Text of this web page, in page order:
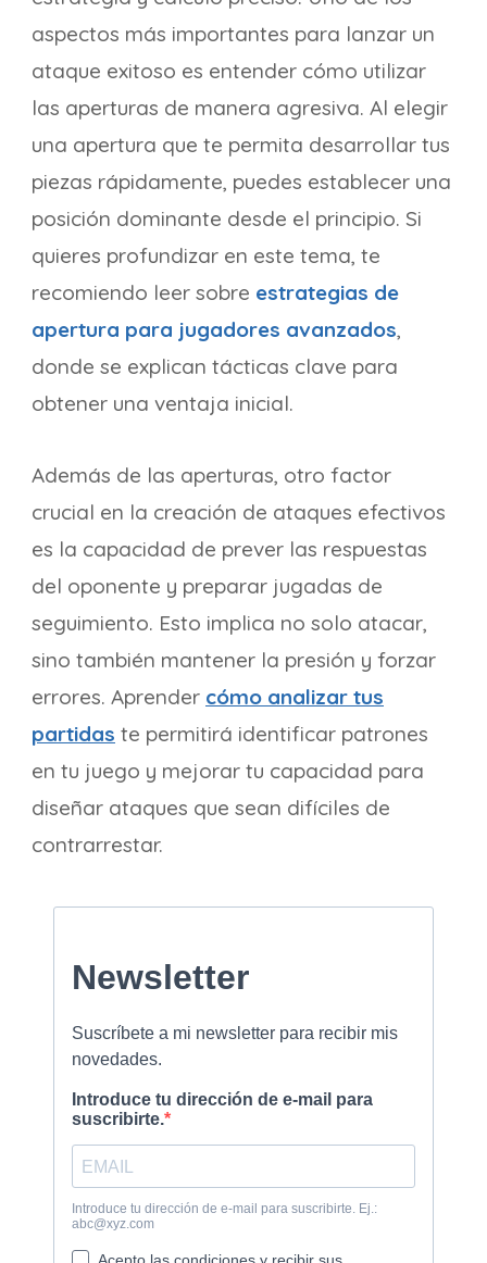
aspectos más importantes para lanzar un
ataque exitoso es entender cómo utilizar
las aperturas de manera agresiva. Al elegir
una apertura que te permita desarrollar tus
piezas rápidamente, puedes establecer una
posición dominante desde el principio. Si
quieres profundizar en este tema, te
recomiendo leer sobre estrategias de
apertura para jugadores avanzados,
donde se explican tácticas clave para
obtener una ventaja inicial.
Además de las aperturas, otro factor
crucial en la creación de ataques efectivos
es la capacidad de prever las respuestas
del oponente y preparar jugadas de
seguimiento. Esto implica no solo atacar,
sino también mantener la presión y forzar
errores. Aprender cómo analizar tus
partidas te permitirá identificar patrones
en tu juego y mejorar tu capacidad para
diseñar ataques que sean difíciles de
contrarrestar.